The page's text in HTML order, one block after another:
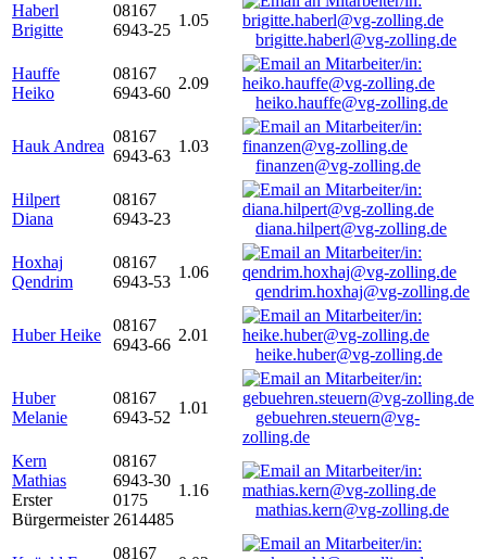
Haberl
Brigitte
08167
6943-25
1.05
brigitte.haberl@vg-zolling.de
Hauffe
Heiko
08167
6943-60
2.09
heiko.hauffe@vg-zolling.de
Hauk Andrea
08167
6943-63
1.03
finanzen@vg-zolling.de
Hilpert
Diana
08167
6943-23
diana.hilpert@vg-zolling.de
Hoxhaj
Qendrim
08167
6943-53
1.06
qendrim.hoxhaj@vg-zolling.de
Huber Heike
08167
6943-66
2.01
heike.huber@vg-zolling.de
Huber
Melanie
08167
6943-52
1.01
gebuehren.steuern@vg-
zolling.de
Kern
Mathias
Erster
Bürgermeister
08167
6943-30
0175
2614485
1.16
mathias.kern@vg-zolling.de
08167